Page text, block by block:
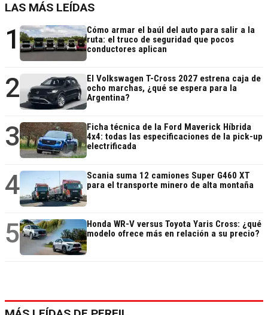
LAS MÁS LEÍDAS
1
Cómo armar el baúl del auto para salir a la
ruta: el truco de seguridad que pocos
conductores aplican
2
El Volkswagen T-Cross 2027 estrena caja de
ocho marchas, ¿qué se espera para la
Argentina?
3
Ficha técnica de la Ford Maverick Híbrida
4x4: todas las especificaciones de la pick-up
electrificada
4
Scania suma 12 camiones Super G460 XT
para el transporte minero de alta montaña
5
Honda WR-V versus Toyota Yaris Cross: ¿qué
modelo ofrece más en relación a su precio?